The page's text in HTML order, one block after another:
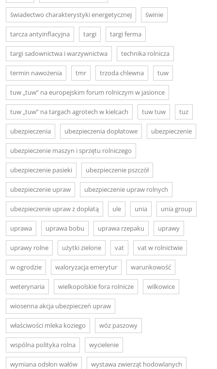
świadectwo charakterystyki energetycznej świnie
tarcza antyinflacyjna targi targi ferma
targi sadownictwa i warzywnictwa technika rolnicza
termin nawożenia tmr trzoda chlewna tuw
tuw „tuw” na europejskim forum rolniczym w jasionce
tuw „tuw” na targach agrotech w kielcach tuw tuw tuz
ubezpieczenia ubezpieczenia dopłatowe ubezpieczenie
ubezpieczenie maszyn i sprzętu rolniczego
ubezpieczenie pasieki ubezpieczenie pszczół
ubezpieczenie upraw ubezpieczenie upraw rolnych
ubezpieczenie upraw z dopłatą ule unia unia group
uprawa uprawa bobu uprawa rzepaku uprawy
uprawy rolne użytki zielone vat vat w rolnictwie
w ogrodzie waloryzacja emerytur warunkowość
weterynaria wielkopolskie fora rolnicze wilkowice
wiosenna akcja ubezpieczeń upraw
właściwości mleka koziego wóz paszowy
wspólna polityka rolna wycielenie
wymiana odsłon wałów wystawa zwierząt hodowlanych